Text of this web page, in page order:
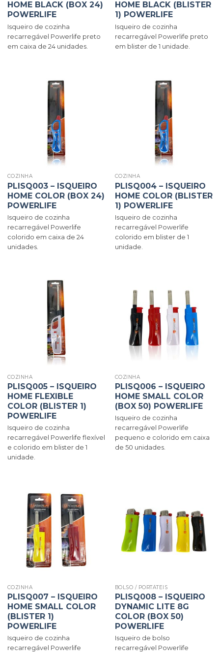
HOME BLACK (BOX 24)
POWERLIFE
Isqueiro de cozinha
recarregável Powerlife preto
em caixa de 24 unidades.
HOME BLACK (BLISTER
1) POWERLIFE
Isqueiro de cozinha
recarregável Powerlife preto
em blister de 1 unidade.
COZINHA
PLISQ003 – ISQUEIRO
HOME COLOR (BOX 24)
POWERLIFE
Isqueiro de cozinha
recarregável Powerlife
colorido em caixa de 24
unidades.
COZINHA
PLISQ004 – ISQUEIRO
HOME COLOR (BLISTER
1) POWERLIFE
Isqueiro de cozinha
recarregável Powerlife
colorido em blister de 1
unidade.
COZINHA
PLISQ005 – ISQUEIRO
HOME FLEXIBLE
COLOR (BLISTER 1)
POWERLIFE
Isqueiro de cozinha
recarregável Powerlife flexível
e colorido em blister de 1
unidade.
COZINHA
PLISQ006 – ISQUEIRO
HOME SMALL COLOR
(BOX 50) POWERLIFE
Isqueiro de cozinha
recarregável Powerlife
pequeno e colorido em caixa
de 50 unidades.
COZINHA
PLISQ007 – ISQUEIRO
HOME SMALL COLOR
(BLISTER 1)
POWERLIFE
Isqueiro de cozinha
recarregável Powerlife
BOLSO / PORTÁTEIS
PLISQ008 – ISQUEIRO
DYNAMIC LITE 8G
COLOR (BOX 50)
POWERLIFE
Isqueiro de bolso
recarregável Powerlife